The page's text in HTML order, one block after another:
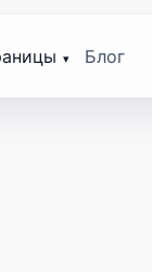
Блог